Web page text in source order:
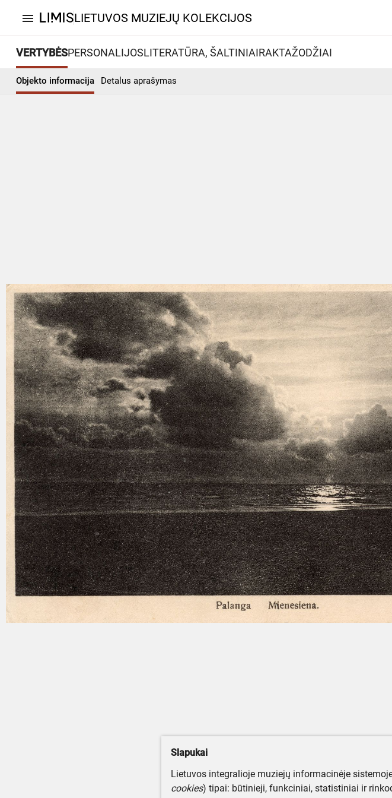
menu LIETUVOS MUZIEJŲ KOLEKCIJOS
VERTYBĖSPERSONALIJOSLITERATŪRA, ŠALTINIAIRAKTAŽODŽIAI
Objekto informacija Detalus aprašymas
Slapukai
Lietuvos integralioje muziejų informacinėje
cookies) tipai: būtinieji, funkciniai, statistiniai ir